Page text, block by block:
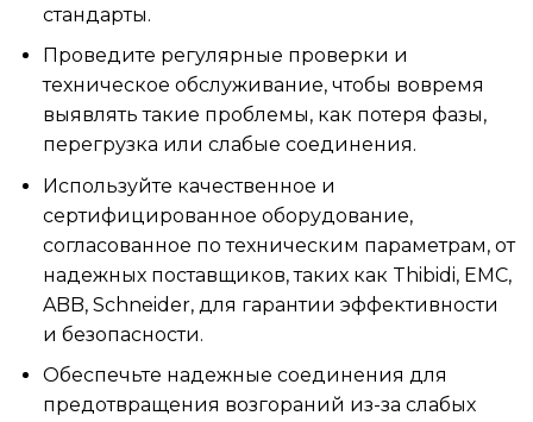
стандарты.
Проведите регулярные проверки и
техническое обслуживание, чтобы вовремя
выявлять такие проблемы, как потеря фазы,
перегрузка или слабые соединения.
Используйте качественное и
сертифицированное оборудование,
согласованное по техническим параметрам, от
надежных поставщиков, таких как Thibidi, EMC,
ABB, Schneider, для гарантии эффективности
и безопасности.
Обеспечьте надежные соединения для
предотвращения возгораний из-за слабых